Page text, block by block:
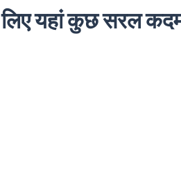
लिएयहांकुछसरल